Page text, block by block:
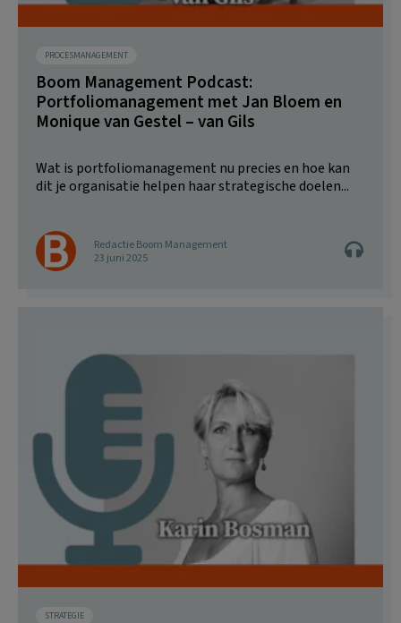
PROCESMANAGEMENT
Boom Management Podcast:
Portfoliomanagement met Jan Bloem en
Monique van Gestel – van Gils
Wat is portfoliomanagement nu precies en hoe kan
dit je organisatie helpen haar strategische doelen...
Redactie Boom Management
23 juni 2025
STRATEGIE